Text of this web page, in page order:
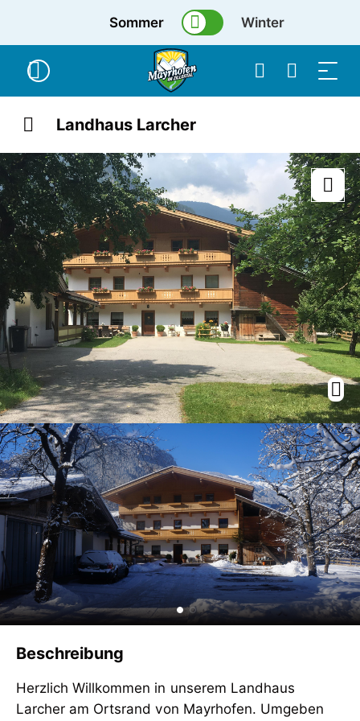
Sommer Winter
Landhaus Larcher
Beschreibung
Herzlich Willkommen in unserem Landhaus
Larcher am Ortsrand von Mayrhofen. Umgeben